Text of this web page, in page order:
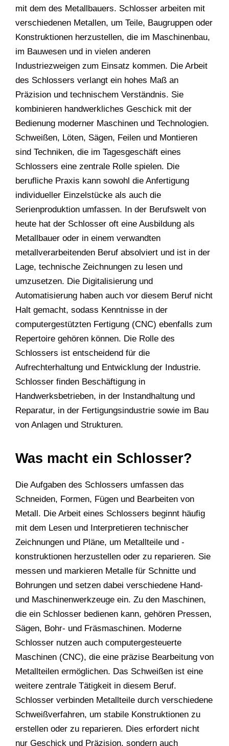
mit dem des Metallbauers. Schlosser arbeiten mit
verschiedenen Metallen, um Teile, Baugruppen oder
Konstruktionen herzustellen, die im Maschinenbau,
im Bauwesen und in vielen anderen
Industriezweigen zum Einsatz kommen. Die Arbeit
des Schlossers verlangt ein hohes Maß an
Präzision und technischem Verständnis. Sie
kombinieren handwerkliches Geschick mit der
Bedienung moderner Maschinen und Technologien.
Schweißen, Löten, Sägen, Feilen und Montieren
sind Techniken, die im Tagesgeschäft eines
Schlossers eine zentrale Rolle spielen. Die
berufliche Praxis kann sowohl die Anfertigung
individueller Einzelstücke als auch die
Serienproduktion umfassen. In der Berufswelt von
heute hat der Schlosser oft eine Ausbildung als
Metallbauer oder in einem verwandten
metallverarbeitenden Beruf absolviert und ist in der
Lage, technische Zeichnungen zu lesen und
umzusetzen. Die Digitalisierung und
Automatisierung haben auch vor diesem Beruf nicht
Halt gemacht, sodass Kenntnisse in der
computergestützten Fertigung (CNC) ebenfalls zum
Repertoire gehören können. Die Rolle des
Schlossers ist entscheidend für die
Aufrechterhaltung und Entwicklung der Industrie.
Schlosser finden Beschäftigung in
Handwerksbetrieben, in der Instandhaltung und
Reparatur, in der Fertigungsindustrie sowie im Bau
von Anlagen und Strukturen.
Was macht ein Schlosser?
Die Aufgaben des Schlossers umfassen das
Schneiden, Formen, Fügen und Bearbeiten von
Metall. Die Arbeit eines Schlossers beginnt häufig
mit dem Lesen und Interpretieren technischer
Zeichnungen und Pläne, um Metallteile und -
konstruktionen herzustellen oder zu reparieren. Sie
messen und markieren Metalle für Schnitte und
Bohrungen und setzen dabei verschiedene Hand-
und Maschinenwerkzeuge ein. Zu den Maschinen,
die ein Schlosser bedienen kann, gehören Pressen,
Sägen, Bohr- und Fräsmaschinen. Moderne
Schlosser nutzen auch computergesteuerte
Maschinen (CNC), die eine präzise Bearbeitung von
Metallteilen ermöglichen. Das Schweißen ist eine
weitere zentrale Tätigkeit in diesem Beruf.
Schlosser verbinden Metallteile durch verschiedene
Schweißverfahren, um stabile Konstruktionen zu
erstellen oder zu reparieren. Dies erfordert nicht
nur Geschick und Präzision, sondern auch